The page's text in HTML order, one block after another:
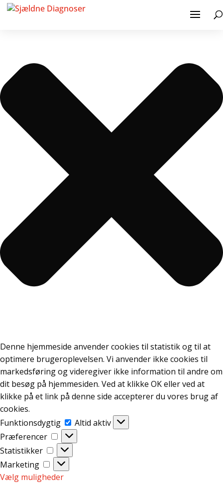
Administrer samtykke til cookies
Denne hjemmeside anvender cookies til statistik og til at
optimere brugeroplevelsen. Vi anvender ikke cookies til
markedsføring og videregiver ikke information til andre om
dit besøg på hjemmesiden. Ved at klikke OK eller ved at
klikke på et link på denne side accepterer du vores brug af
cookies.
Funktionsdygtig
Funktionsdygtig
Altid aktiv
Præferencer
Præferencer
Statistikker
Statistikker
Marketing
Marketing
Vælg muligheder